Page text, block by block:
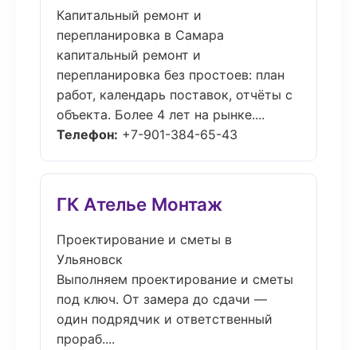
Капитальный ремонт и
перепланировка в Самара
капитальный ремонт и
перепланировка без простоев: план
работ, календарь поставок, отчёты с
объекта. Более 4 лет на рынке....
Телефон: +7-901-384-65-43
ГК Ателье Монтаж
Проектирование и сметы в
Ульяновск
Выполняем проектирование и сметы
под ключ. От замера до сдачи —
один подрядчик и ответственный
прораб....